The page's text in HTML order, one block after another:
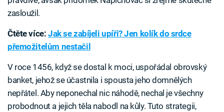
zasloužil.
Čtěte více: Jak se zabíjeli upíři? Jen kolík do srdce
přemožitelům nestačil
V roce 1456, když se dostal k moci, uspořádal obrovský
banket, jehož se účastnila i spousta jeho domnělých
nepřátel. Aby neponechal nic náhodě, nechal je všechny
probodnout a jejich těla nabodl na kůly. Tuto strategii,